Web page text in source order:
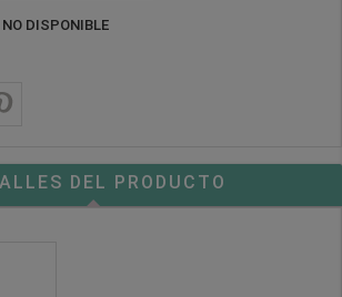
NO DISPONIBLE
DEL PRODUCTO